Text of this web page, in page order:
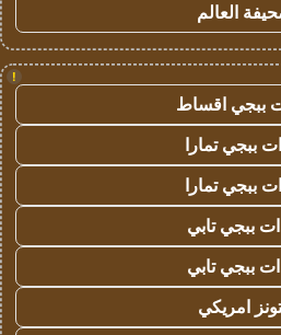
العالم
!
ببجي اقساط
ببجي تمارا
ببجي تمارا
ببجي تابي
ببجي تابي
امريكي